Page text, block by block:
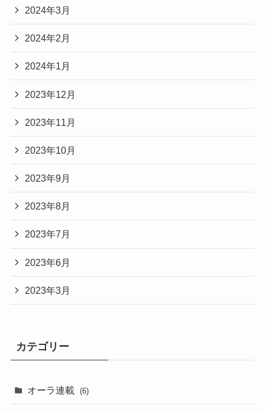
2024年3月
2024年2月
2024年1月
2023年12月
2023年11月
2023年10月
2023年9月
2023年8月
2023年7月
2023年6月
2023年3月
カテゴリー
オーラ連載 (6)